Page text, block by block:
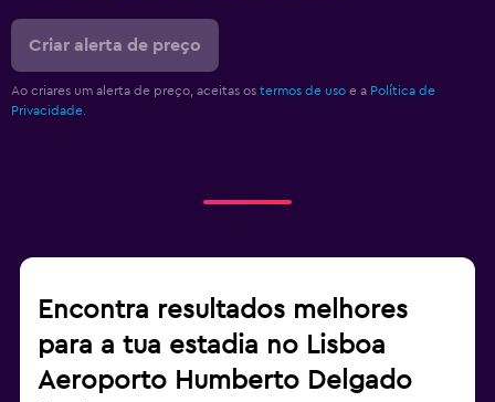
Criar alerta de preço
Ao criares um alerta de preço, aceitas os termos de uso e a Política de
Privacidade.
Encontra resultados melhores
para a tua estadia no Lisboa
Aeroporto Humberto Delgado